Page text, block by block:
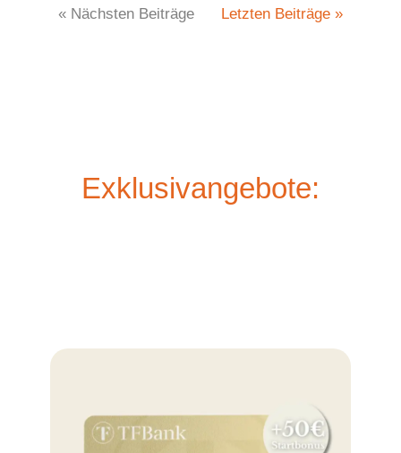
« Nächsten Beiträge Letzten Beiträge »
Exklusivangebote: